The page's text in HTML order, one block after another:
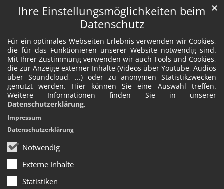
Ihre Einstellungsmöglichkeiten beim
Datenschutz
Für ein optimales Webseiten-Erlebnis verwenden wir Cookies,
die für das Funktionieren unserer Website notwendig sind.
Mit Ihrer Zustimmung verwenden wir auch Tools und Cookies,
die zur Anzeige externer Inhalte (Videos über Youtube, Audios
über Soundcloud, ...) oder zu anonymen Statistikzwecken
genutzt werden. Hier können Sie eine Auswahl treffen.
Weitere Informationen finden Sie in unserer
Datenschutzerklärung.
Notwendig
Externe Inhalte
Statistiken
✕
Impressum
Datenschutzerklärung